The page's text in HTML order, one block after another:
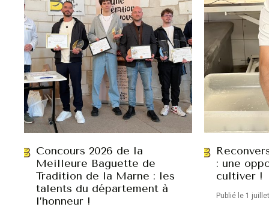
Concours 2026 de la
Meilleure Baguette de
Tradition de la Marne : les
talents du département à
l’honneur !
: une
cultiver !
Publié le 1